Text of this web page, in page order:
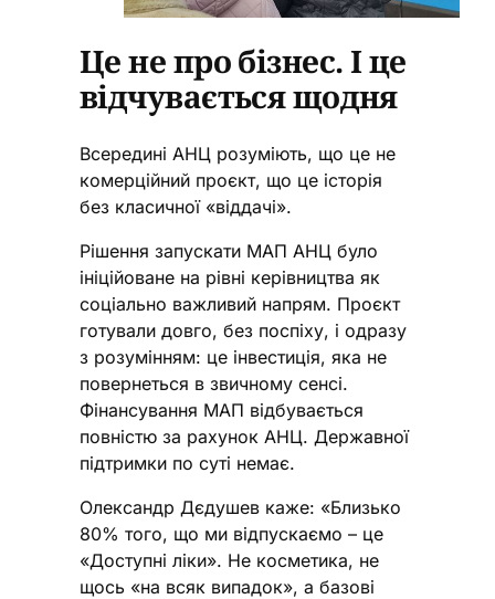
Це не про бізнес. І це
відчувається щодня
Всередині АНЦ розуміють, що це не
комерційний проєкт, що це історія
без класичної «віддачі».
Рішення запускати МАП АНЦ було
ініційоване на рівні керівництва як
соціально важливий напрям. Проєкт
готували довго, без поспіху, і одразу
з розумінням: це інвестиція, яка не
повернеться в звичному сенсі.
Фінансування МАП відбувається
повністю за рахунок АНЦ. Державної
підтримки по суті немає.
Олександр Дєдушев каже: «Близько
80% того, що ми відпускаємо – це
«Доступні ліки». Не косметика, не
щось «на всяк випадок», а базові